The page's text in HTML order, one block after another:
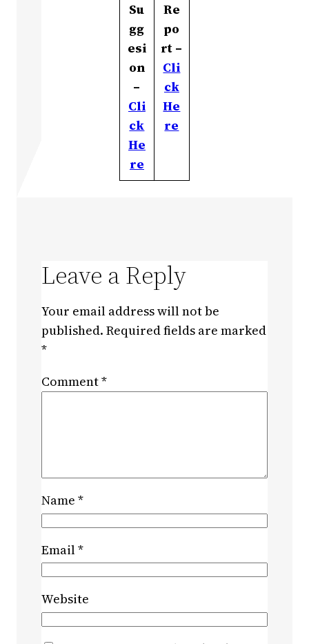
Su
gg
esi
on
–
Cli
ck
He
re
Re
po
rt –
Cli
ck
He
re
Leave a Reply
Your email address will not be
published. Required fields are marked
*
Comment*
Name *
Email*
Website